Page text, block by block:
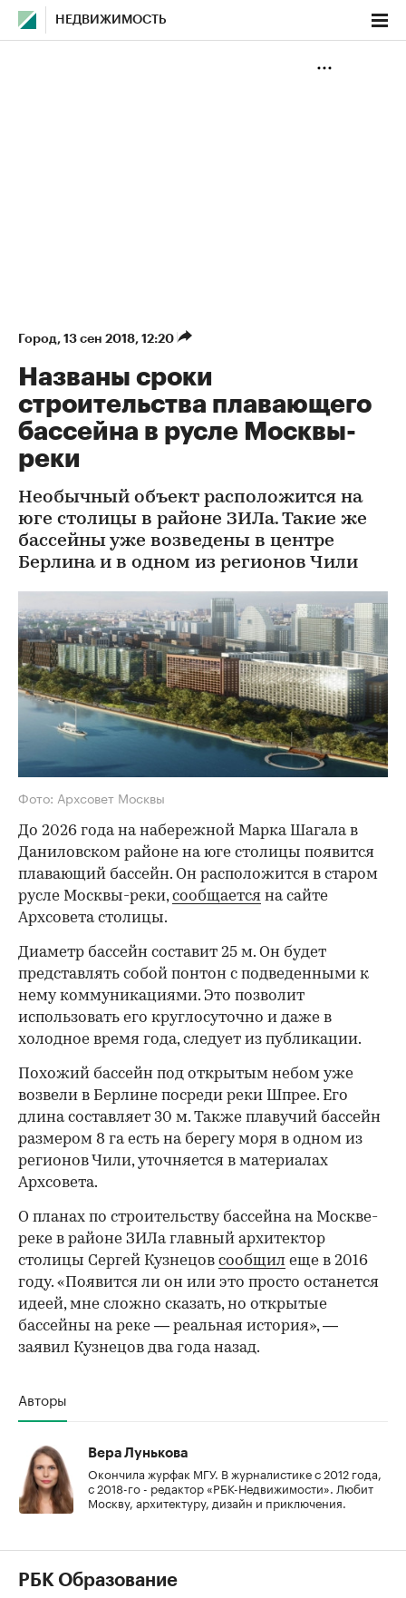
НЕДВИЖИМОСТЬ
Город⁠, 13 сен 2018, 12:20
Названы сроки
строительства плавающего
бассейна в русле Москвы-
реки
Необычный объект расположится на
юге столицы в районе ЗИЛа. Такие же
бассейны уже возведены в центре
Берлина и в одном из регионов Чили
Фото: Архсовет Москвы
До 2026 года на набережной Марка Шагала в
Даниловском районе на юге столицы появится
плавающий бассейн. Он расположится в старом
русле Москвы-реки,сообщается на сайте
Архсовета столицы.
Диаметр бассейн составит 25 м. Он будет
представлять собой понтон с подведенными к
нему коммуникациями. Это позволит
использовать его круглосуточно и даже в
холодное время года, следует из публикации.
Похожий бассейн под открытым небом уже
возвели в Берлине посреди реки Шпрее. Его
длина составляет 30 м. Также плавучий бассейн
размером 8 га есть на берегу моря в одном из
регионов Чили, уточняется в материалах
Архсовета.
О планах по строительству бассейна на Москве-
реке в районе ЗИЛа главный архитектор
столицы Сергей Кузнецов сообщил еще в 2016
году. «Появится ли он или это просто останется
идеей, мне сложно сказать, но открытые
бассейны на реке — реальная история», —
заявил Кузнецов два года назад.
Авторы
Вера Лунькова
Окончила журфак МГУ. В журналистике с 2012 года,
с 2018-го - редактор «РБК-Недвижимости». Любит
Москву, архитектуру, дизайн и приключения.
РБК Образование